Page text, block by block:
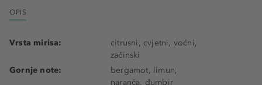
OPIS
Vrsta mirisa:
citrusni, cvjetni, voćni,
začinski
Gornje note:
bergamot, limun,
naranča, đumbir